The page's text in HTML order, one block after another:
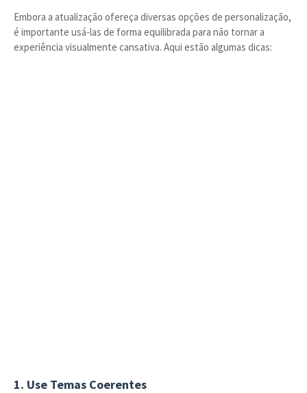
Embora a atualização ofereça diversas opções de personalização,
é importante usá-las de forma equilibrada para não tornar a
experiência visualmente cansativa. Aqui estão algumas dicas:
1. Use Temas Coerentes